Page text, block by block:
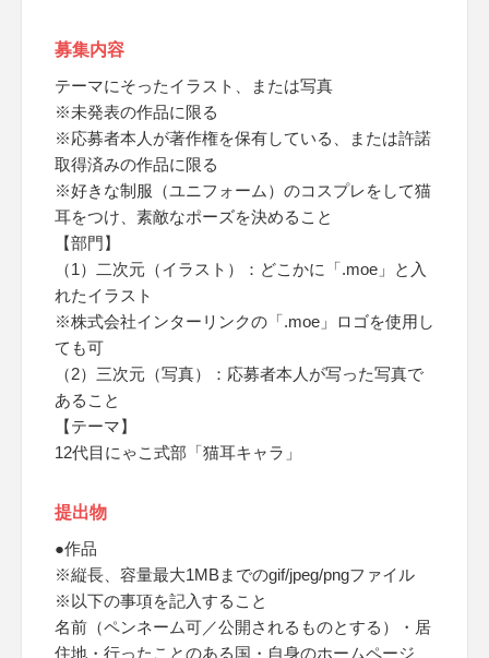
募集内容
テーマにそったイラスト、または写真
※未発表の作品に限る
※応募者本人が著作権を保有している、または許諾
取得済みの作品に限る
※好きな制服（ユニフォーム）のコスプレをして猫
耳をつけ、素敵なポーズを決めること
【部門】
（1）二次元（イラスト）：どこかに「.moe」と入
れたイラスト
※株式会社インターリンクの「.moe」ロゴを使用し
ても可
（2）三次元（写真）：応募者本人が写った写真で
あること
【テーマ】
12代目にゃこ式部「猫耳キャラ」
提出物
●作品
※縦長、容量最大1MBまでのgif/jpeg/pngファイル
※以下の事項を記入すること
名前（ペンネーム可／公開されるものとする）・居
住地・行ったことのある国・自身のホームページ